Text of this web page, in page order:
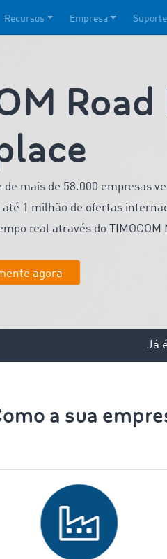
Recursos Empresa Suporte
mais de 58.000 empresas
1 milhão de ofertas
real através do TIMOCOM
agora
Já
a sua